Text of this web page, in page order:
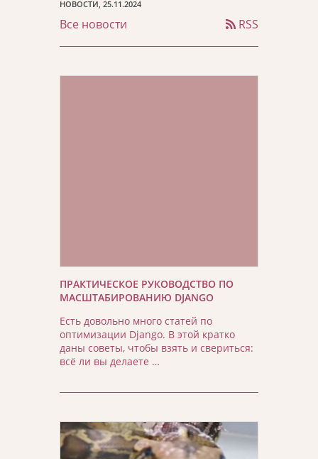
НОВОСТИ, 25.11.2024
Все новости RSS
ПРАКТИЧЕСКОЕ РУКОВОДСТВО ПО
МАСШТАБИРОВАНИЮ DJANGO
Есть довольно много статей по
оптимизации Django. В этой кратко
даны советы, чтобы взять и свериться:
всё ли вы делаете …